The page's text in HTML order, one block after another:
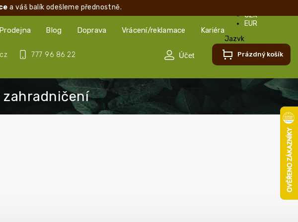
a váš balík odešleme přednostně.
777 96 86 22
Prodejna Blog Doprava Vrácení/reklamace Kariéra
CZK
EUR
Jazyk
Čeština
Prázdný košík